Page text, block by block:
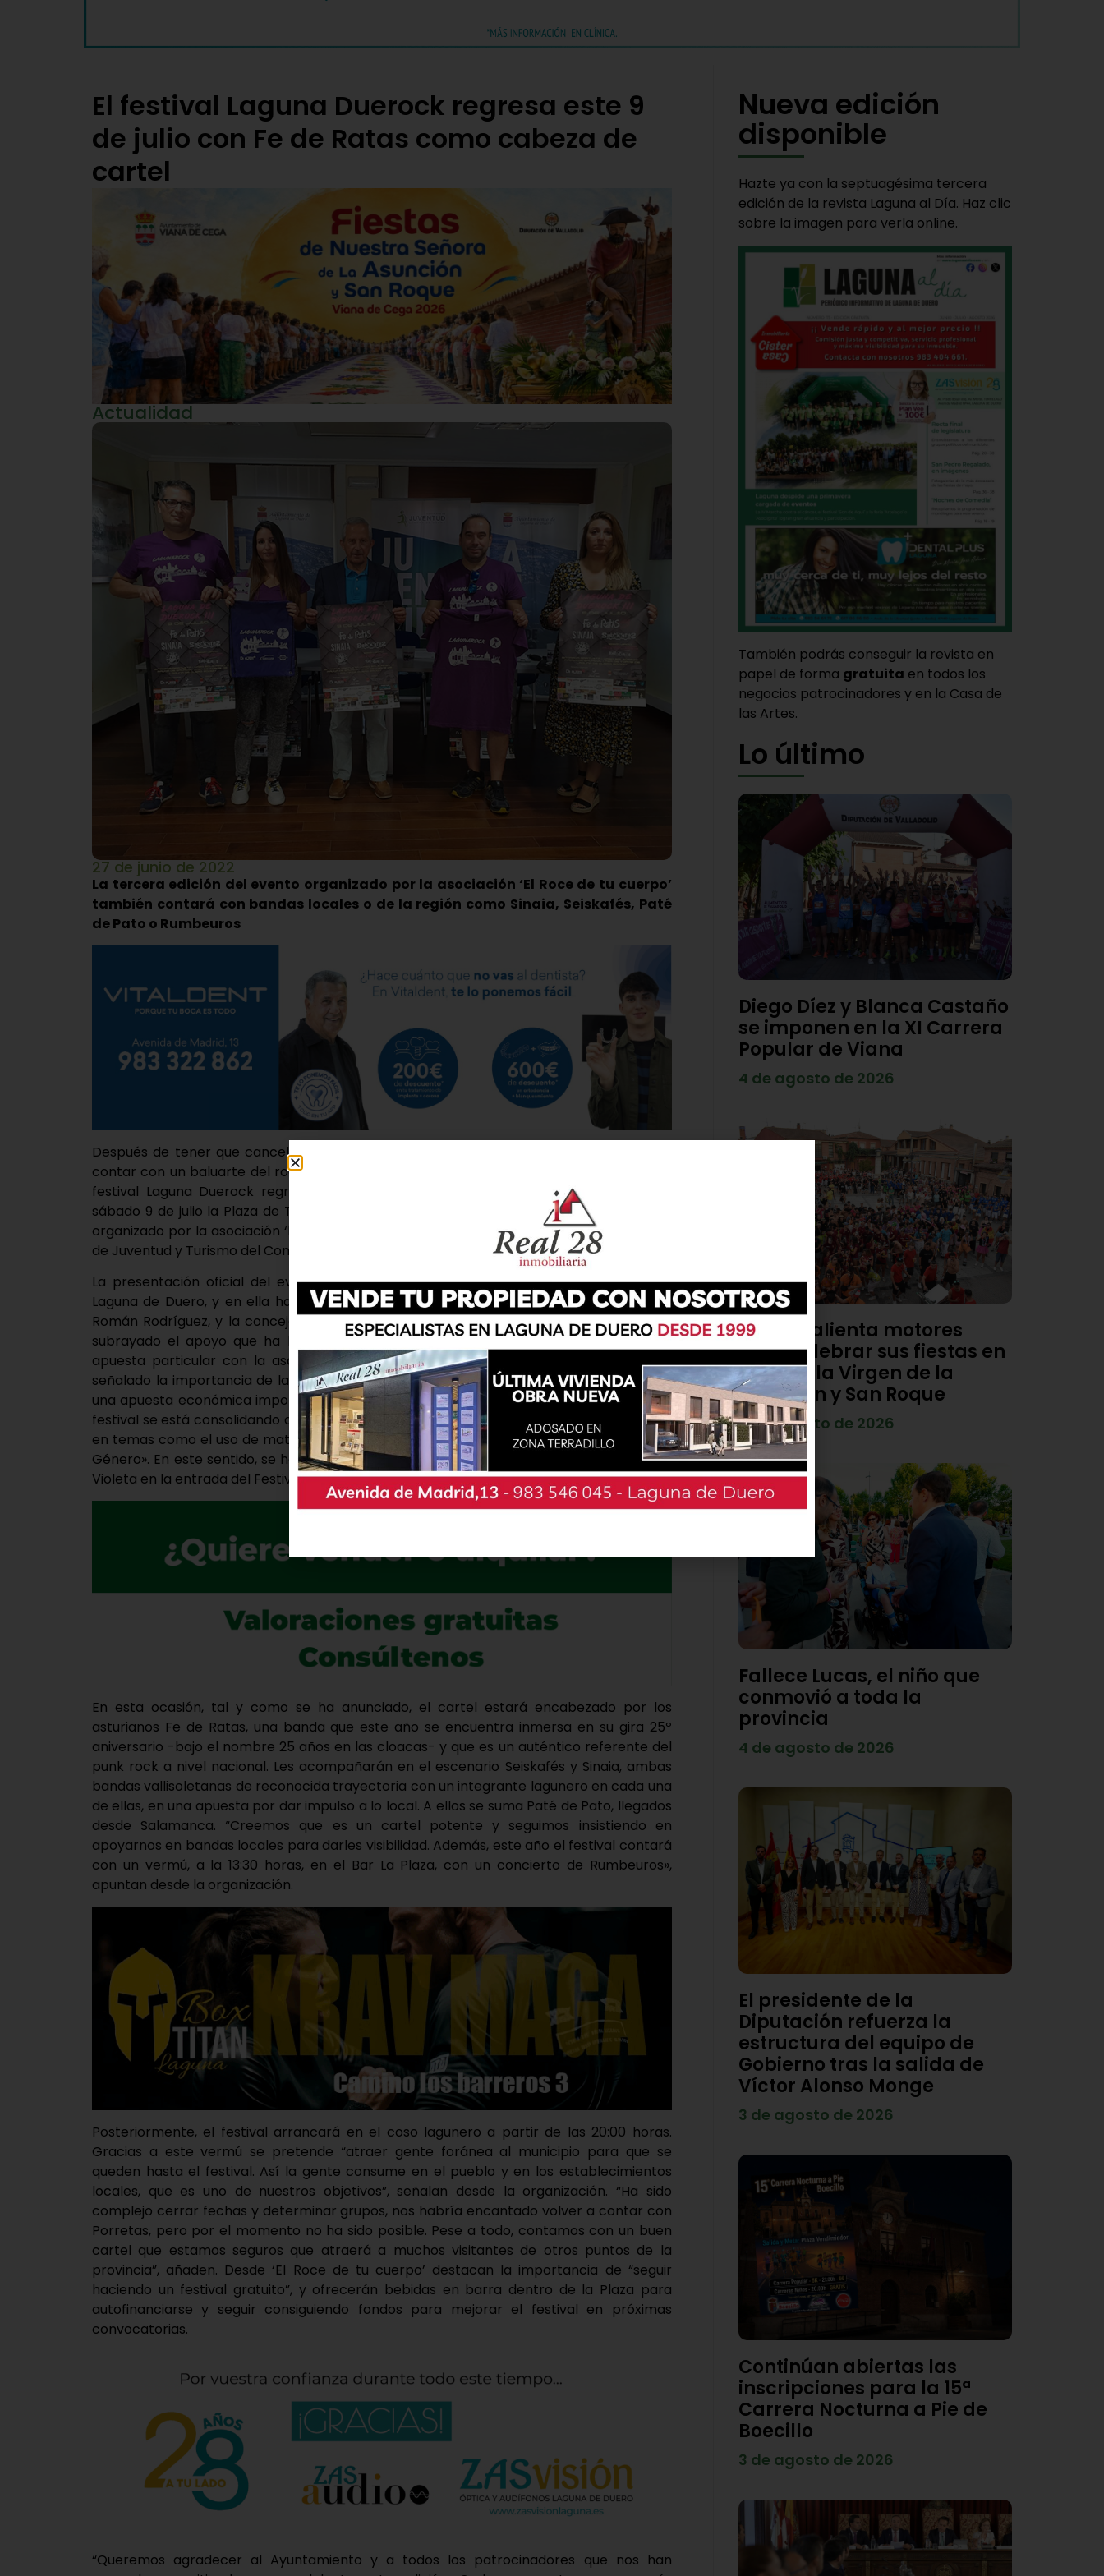
El festival Laguna Duerock regresa este 9
de julio con Fe de Ratas como cabeza de
cartel
Actualidad
27 de junio de 2022
La tercera edición del evento organizado por la asociación ‘El Roce de tu cuerpo’
también contará con bandas locales o de la región como Sinaia, Seiskafés, Paté
de Pato o Rumbeuros
Después de tener que cancelar su tercera edición en 2020 -en la que estaba previsto
contar con un baluarte del rock estatal como Porretas-, con motivo de la pandemia, el
festival Laguna Duerock regresa este año a la agenda musical lagunera. El próximo
sábado 9 de julio la Plaza de Toros volverá a acoger este evento, con entrada gratuita,
organizado por la asociación ‘El Roce de tu cuerpo’ con la colaboración de la Concejalía
de Juventud y Turismo del Consistorio.
La presentación oficial del evento ha tenido lugar este lunes en el Ayuntamiento de
Laguna de Duero, y en ella han estado presentes, junto a los organizadores, el alcalde,
Román Rodríguez, y la concejal de Juventud y Turismo, Estela Crespo. El primer edil ha
subrayado el apoyo que ha llevado a cabo el Consistorio con esta iniciativa, en una
apuesta particular con la asociación El Roce de Tu Cuerpo. Por su parte, Crespo ha
señalado la importancia de la dinamización «de los jóvenes y no tan jóvenes, realizando
una apuesta económica importante y dando cabida a la participación asociativa». «Este
festival se está consolidando año tras año, y pretendemos que sirva también para incidir
en temas como el uso de materiales reciclados o la concienciación sobre la Igualdad de
Género». En este sentido, se ha avanzado que se está trabajando para instalar un Punto
Violeta en la entrada del Festival, de la mano de la Concejalía de Igualdad del Consistorio.
En esta ocasión, tal y como se ha anunciado, el cartel estará encabezado por los
asturianos Fe de Ratas, una banda que este año se encuentra inmersa en su gira 25º
aniversario -bajo el nombre 25 años en las cloacas- y que es un auténtico referente del
punk rock a nivel nacional. Les acompañarán en el escenario Seiskafés y Sinaia, ambas
bandas vallisoletanas de reconocida trayectoria con un integrante lagunero en cada una
de ellas, en una apuesta por dar impulso a lo local. A ellos se suma Paté de Pato, llegados
desde Salamanca. “Creemos que es un cartel potente y seguimos insistiendo en
apoyarnos en bandas locales para darles visibilidad. Además, este año el festival contará
con un vermú, a la 13:30 horas, en el Bar La Plaza, con un concierto de Rumbeuros»,
apuntan desde la organización.
Posteriormente, el festival arrancará en el coso lagunero a partir de las 20:00 horas.
Gracias a este vermú se pretende “atraer gente foránea al municipio para que se
queden hasta el festival. Así la gente consume en el pueblo y en los establecimientos
locales, que es uno de nuestros objetivos”, señalan desde la organización. “Ha sido
complejo cerrar fechas y determinar grupos, nos habría encantado volver a contar con
Porretas, pero por el momento no ha sido posible. Pese a todo, contamos con un buen
cartel que estamos seguros que atraerá a muchos visitantes de otros puntos de la
provincia”, añaden. Desde ‘El Roce de tu cuerpo’ destacan la importancia de “seguir
haciendo un festival gratuito”, y ofrecerán bebidas en barra dentro de la Plaza para
autofinanciarse y seguir consiguiendo fondos para mejorar el festival en próximas
convocatorias.
“Queremos agradecer al Ayuntamiento y a todos los patrocinadores que nos han
Nueva edición
disponible
Hazte ya con la septuagésima tercera
edición de la revista Laguna al Día. Haz clic
sobre la imagen para verla online.
También podrás conseguir la revista en
papel de forma gratuita en todos los
negocios patrocinadores y en la Casa de
las Artes.
Lo último
Diego Díez y Blanca Castaño
se imponen en la XI Carrera
Popular de Viana
4 de agosto de 2026
Viana calienta motores
para celebrar sus fiestas en
honor a la Virgen de la
Asunción y San Roque
4 de agosto de 2026
Fallece Lucas, el niño que
conmovió a toda la
provincia
4 de agosto de 2026
El presidente de la
Diputación refuerza la
estructura del equipo de
Gobierno tras la salida de
Víctor Alonso Monge
3 de agosto de 2026
Continúan abiertas las
inscripciones para la 15ª
Carrera Nocturna a Pie de
Boecillo
3 de agosto de 2026